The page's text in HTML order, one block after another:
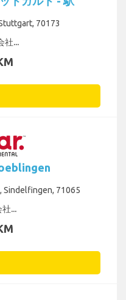
70173
社...
Sindelfingen, 71065
...